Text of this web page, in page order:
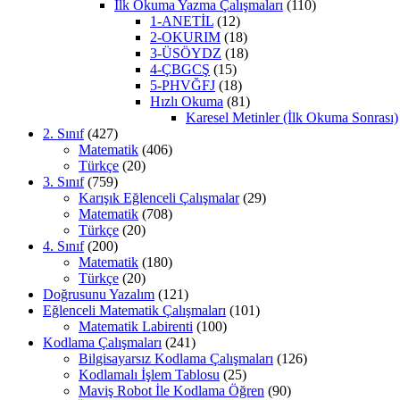
İlk Okuma Yazma Çalışmaları (110)
1-ANETİL (12)
2-OKURIM (18)
3-ÜSÖYDZ (18)
4-ÇBGCŞ (15)
5-PHVĞFJ (18)
Hızlı Okuma (81)
Karesel Metinler (İlk Okuma Sonrası)
2. Sınıf(427)
Matematik (406)
Türkçe (20)
3. Sınıf(759)
Karışık Eğlenceli Çalışmalar(29)
Matematik (708)
Türkçe (20)
4. Sınıf(200)
Matematik (180)
Türkçe (20)
Doğrusunu Yazalım (121)
Eğlenceli Matematik Çalışmaları (101)
Matematik Labirenti (100)
Kodlama Çalışmaları (241)
Bilgisayarsız Kodlama Çalışmaları (126)
Kodlamalı İşlem Tablosu (25)
Maviş Robot İle Kodlama Öğren (90)